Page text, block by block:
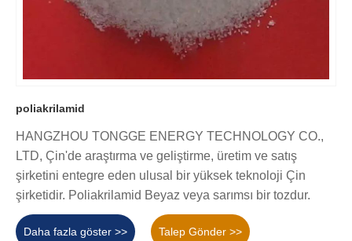
poliakrilamid
HANGZHOU TONGGE ENERGY TECHNOLOGY CO.,
LTD, Çin'de araştırma ve geliştirme, üretim ve satış
şirketini entegre eden ulusal bir yüksek teknoloji Çin
şirketidir. Poliakrilamid Beyaz veya sarımsı bir tozdur.
Daha fazla göster >> Talep Gönder >>